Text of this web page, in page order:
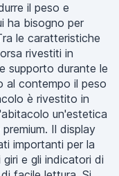
il peso e
ha bisogno per
le caratteristiche
rivestiti in
supporto durante le
al contempo il peso
è rivestito in
un'estetica
Il display
importanti per la
e gli indicatori di